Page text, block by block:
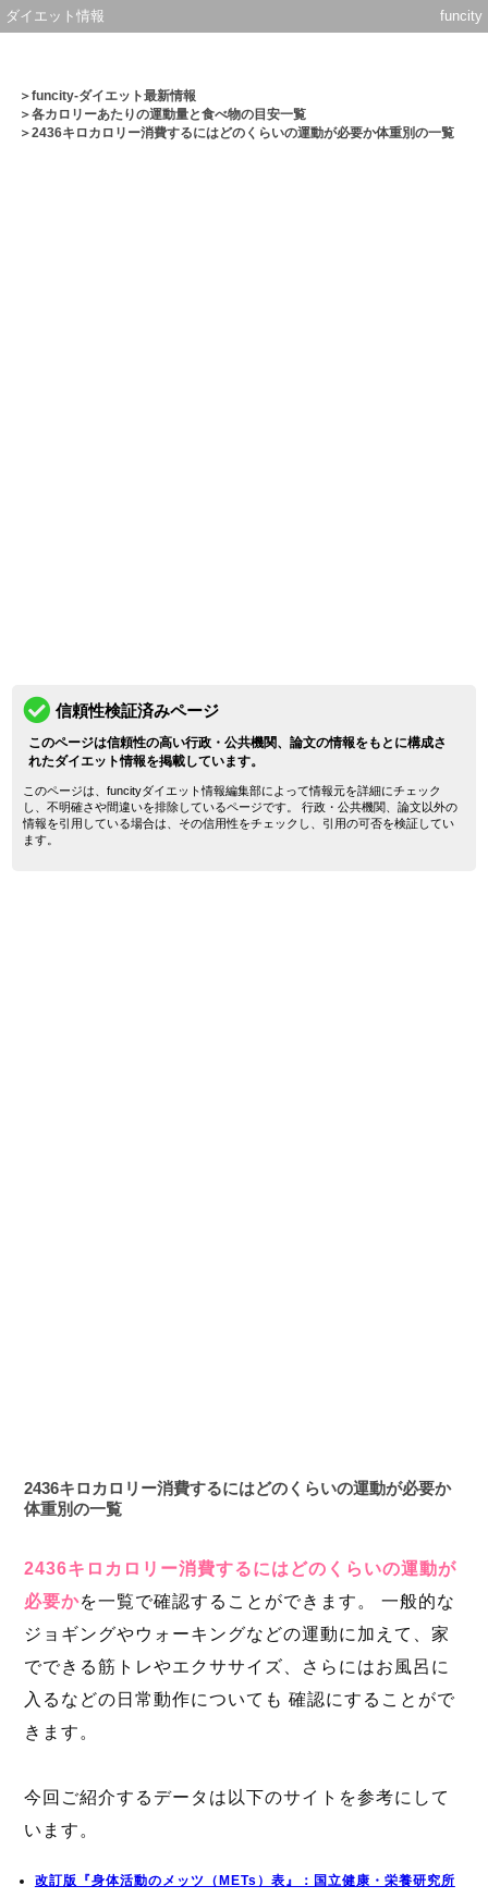
ダイエット情報 funcity
＞funcity-ダイエット最新情報
＞各カロリーあたりの運動量と食べ物の目安一覧
＞2436キロカロリー消費するにはどのくらいの運動が必要か体重別の一覧
信頼性検証済みページ
このページは信頼性の高い行政・公共機関、論文の情報をもとに構成さ
れたダイエット情報を掲載しています。
このページは、funcityダイエット情報編集部によって情報元を詳細にチェック
し、不明確さや間違いを排除しているページです。 行政・公共機関、論文以外の
情報を引用している場合は、その信用性をチェックし、引用の可否を検証してい
ます。
2436キロカロリー消費するにはどのくらいの運動が必要か
体重別の一覧
2436キロカロリー消費するにはどのくらいの運動が
必要かを一覧で確認することができます。 一般的な
ジョギングやウォーキングなどの運動に加えて、家
でできる筋トレやエクササイズ、さらにはお風呂に
入るなどの日常動作についても 確認にすることがで
きます。
今回ご紹介するデータは以下のサイトを参考にして
います。
改訂版『身体活動のメッツ（METs）表』：国立健康・栄養研究所